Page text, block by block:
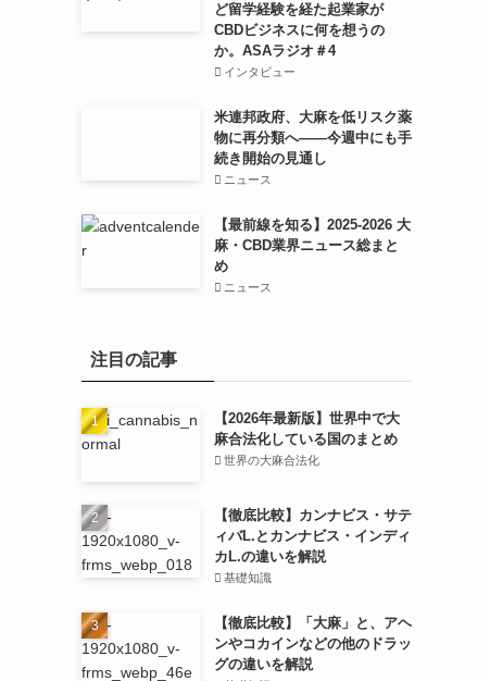
ど留学経験を経た起業家が
CBDビジネスに何を想うの
か。ASAラジオ＃4
インタビュー
米連邦政府、大麻を低リスク薬
物に再分類へ——今週中にも手
続き開始の見通し
ニュース
【最前線を知る】2025-2026 大
麻・CBD業界ニュース総まと
め
ニュース
注目の記事
【2026年最新版】世界中で大
麻合法化している国のまとめ
世界の大麻合法化
【徹底比較】カンナビス・サテ
ィバL.とカンナビス・インディ
カL.の違いを解説
基礎知識
【徹底比較】「大麻」と、アヘ
ンやコカインなどの他のドラッ
グの違いを解説